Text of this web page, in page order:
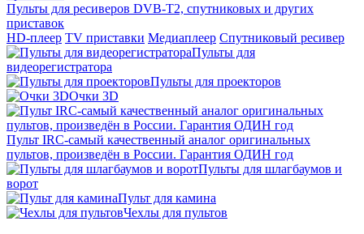
Пульты для ресиверов DVB-T2, спутниковых и других
приставок
HD-плеер TV приставки Медиаплеер Спутниковый ресивер
Пульты для
видеорегистратора
Пульты для проекторов
Очки 3D
Пульт IRC-самый качественный аналог оригинальных
пультов, произведён в России. Гарантия ОДИН год
Пульты для шлагбаумов и
ворот
Пульт для камина
Чехлы для пультов